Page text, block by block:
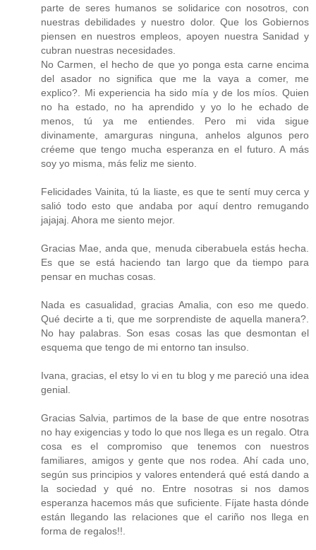
parte de seres humanos se solidarice con nosotros, con
nuestras debilidades y nuestro dolor. Que los Gobiernos
piensen en nuestros empleos, apoyen nuestra Sanidad y
cubran nuestras necesidades.
No Carmen, el hecho de que yo ponga esta carne encima
del asador no significa que me la vaya a comer, me
explico?. Mi experiencia ha sido mía y de los míos. Quien
no ha estado, no ha aprendido y yo lo he echado de
menos, tú ya me entiendes. Pero mi vida sigue
divinamente, amarguras ninguna, anhelos algunos pero
créeme que tengo mucha esperanza en el futuro. A más
soy yo misma, más feliz me siento.
Felicidades Vainita, tú la liaste, es que te sentí muy cerca y
salió todo esto que andaba por aquí dentro remugando
jajajaj. Ahora me siento mejor.
Gracias Mae, anda que, menuda ciberabuela estás hecha.
Es que se está haciendo tan largo que da tiempo para
pensar en muchas cosas.
Nada es casualidad, gracias Amalia, con eso me quedo.
Qué decirte a ti, que me sorprendiste de aquella manera?.
No hay palabras. Son esas cosas las que desmontan el
esquema que tengo de mi entorno tan insulso.
Ivana, gracias, el etsy lo vi en tu blog y me pareció una idea
genial.
Gracias Salvia, partimos de la base de que entre nosotras
no hay exigencias y todo lo que nos llega es un regalo. Otra
cosa es el compromiso que tenemos con nuestros
familiares, amigos y gente que nos rodea. Ahí cada uno,
según sus principios y valores entenderá qué está dando a
la sociedad y qué no. Entre nosotras si nos damos
esperanza hacemos más que suficiente. Fíjate hasta dónde
están llegando las relaciones que el cariño nos llega en
forma de regalos!!.